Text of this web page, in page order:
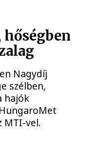
hőségben
Nagydíj
szélben,
hajók
MTI-vel.